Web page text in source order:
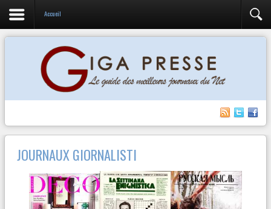
Accueil
JOURNAUX GIORNALISTI